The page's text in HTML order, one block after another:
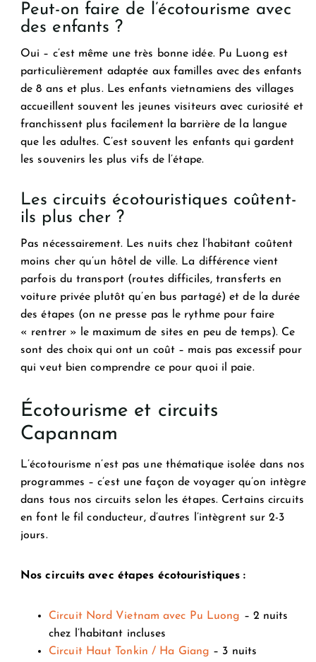
Peut-on faire de l’écotourisme avec
des enfants ?
Oui – c’est même une très bonne idée. Pu Luong est
particulièrement adaptée aux familles avec des enfants
de 8 ans et plus. Les enfants vietnamiens des villages
accueillent souvent les jeunes visiteurs avec curiosité et
franchissent plus facilement la barrière de la langue
que les adultes. C’est souvent les enfants qui gardent
les souvenirs les plus vifs de l’étape.
Les circuits écotouristiques coûtent-
ils plus cher ?
Pas nécessairement. Les nuits chez l’habitant coûtent
moins cher qu’un hôtel de ville. La différence vient
parfois du transport (routes difficiles, transferts en
voiture privée plutôt qu’en bus partagé) et de la durée
des étapes (on ne presse pas le rythme pour faire
« rentrer » le maximum de sites en peu de temps). Ce
sont des choix qui ont un coût – mais pas excessif pour
qui veut bien comprendre ce pour quoi il paie.
Écotourisme et circuits
Capannam
L’écotourisme n’est pas une thématique isolée dans nos
programmes – c’est une façon de voyager qu’on intègre
dans tous nos circuits selon les étapes. Certains circuits
en font le fil conducteur, d’autres l’intègrent sur 2-3
jours.
Nos circuits avec étapes écotouristiques :
Circuit Nord Vietnam avec Pu Luong – 2 nuits
chez l’habitant incluses
Circuit Haut Tonkin / Ha Giang – 3 nuits